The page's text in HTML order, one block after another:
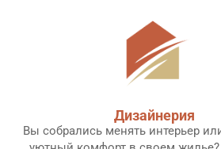
Дизайнерия
Вы собрались менять интерьер